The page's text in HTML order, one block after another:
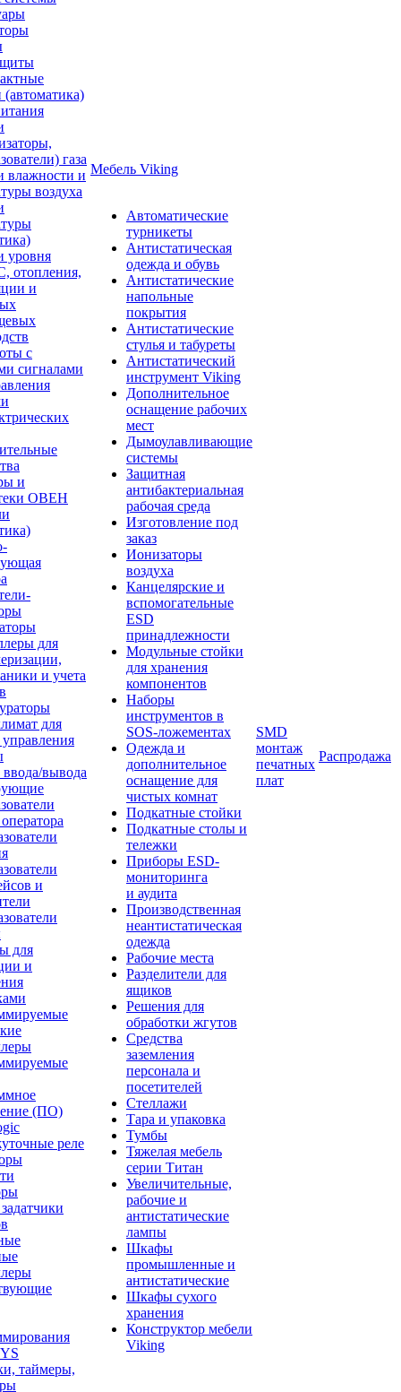
(автоматика)
газа
влажности и
воздуха
уровня
отопления,
и
с
сигналами
и
ОВЕН
для
и учета
для
вывода
и
для
и
(ПО)
реле
таймеры,
Мебель Viking
Автоматические
турникеты
Антистатическая
одежда и обувь
Антистатические
напольные
покрытия
Антистатические
стулья и табуреты
Антистатический
инструмент Viking
Дополнительное
оснащение рабочих
мест
Дымоулавливающие
системы
Защитная
антибактериальная
рабочая среда
Изготовление под
заказ
Ионизаторы
воздуха
Канцелярские и
вспомогательные
ESD
принадлежности
Модульные стойки
для хранения
компонентов
Наборы
инструментов в
SOS-ложементах
Одежда и
дополнительное
оснащение для
чистых комнат
Подкатные стойки
Подкатные столы и
тележки
Приборы ESD-
мониторинга
и аудита
Производственная
неантистатическая
одежда
Рабочие места
Разделители для
ящиков
Решения для
обработки жгутов
Средства
заземления
персонала и
посетителей
Стеллажи
Тара и упаковка
Тумбы
Тяжелая мебель
серии Титан
Увеличительные,
рабочие и
антистатические
лампы
Шкафы
промышленные и
антистатические
Шкафы сухого
хранения
Конструктор мебели
Viking
SMD
монтаж
печатных
плат
Распродажа